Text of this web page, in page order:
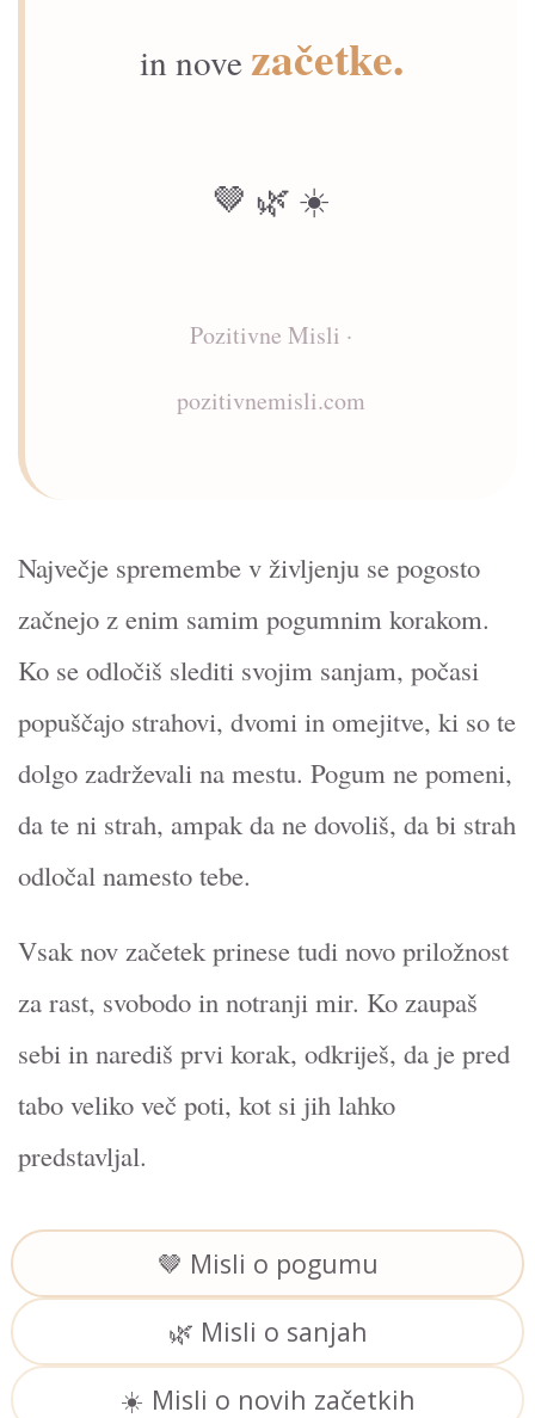
in novezačetke.
🤎 🌿 ☀️
Pozitivne Misli ·
pozitivnemisli.com
Največje spremembe v življenju se pogosto
začnejo z enim samim pogumnim korakom.
Ko se odločiš slediti svojim sanjam, počasi
popuščajo strahovi, dvomi in omejitve, ki so te
dolgo zadrževali na mestu. Pogum ne pomeni,
da te ni strah, ampak da ne dovoliš, da bi strah
odločal namesto tebe.
Vsak nov začetek prinese tudi novo priložnost
za rast, svobodo in notranji mir. Ko zaupaš
sebi in narediš prvi korak, odkriješ, da je pred
tabo veliko več poti, kot si jih lahko
predstavljal.
🤎 Misli o pogumu
🌿 Misli o sanjah
☀️ Misli o novih začetkih